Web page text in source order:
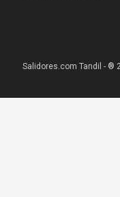
Salidores.com Tandil - ®